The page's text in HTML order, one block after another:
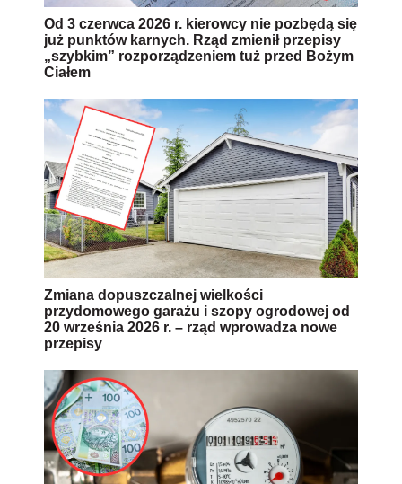
Od 3 czerwca 2026 r. kierowcy nie pozbędą się
już punktów karnych. Rząd zmienił przepisy
„szybkim” rozporządzeniem tuż przed Bożym
Ciałem
Zmiana dopuszczalnej wielkości
przydomowego garażu i szopy ogrodowej od
20 września 2026 r. – rząd wprowadza nowe
przepisy